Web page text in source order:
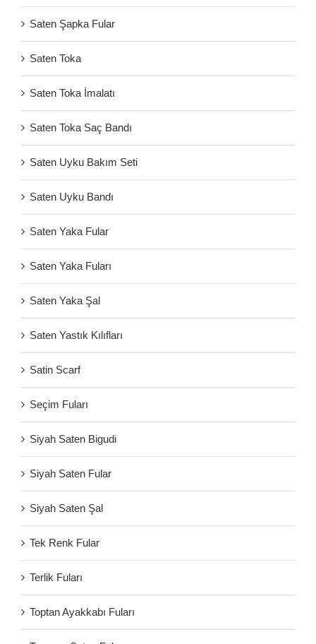
Saten Şapka Fular
Saten Toka
Saten Toka İmalatı
Saten Toka Saç Bandı
Saten Uyku Bakım Seti
Saten Uyku Bandı
Saten Yaka Fular
Saten Yaka Fuları
Saten Yaka Şal
Saten Yastık Kılıfları
Satin Scarf
Seçim Fuları
Siyah Saten Bigudi
Siyah Saten Fular
Siyah Saten Şal
Tek Renk Fular
Terlik Fuları
Toptan Ayakkabı Fuları